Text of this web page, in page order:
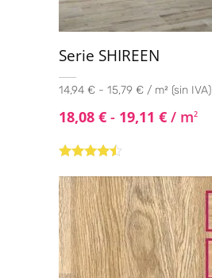
Serie SHIREEN
14,94 € - 15,79 € / m² (sin IVA)
18,08 € - 19,11 € / m2
con4.33
de 5